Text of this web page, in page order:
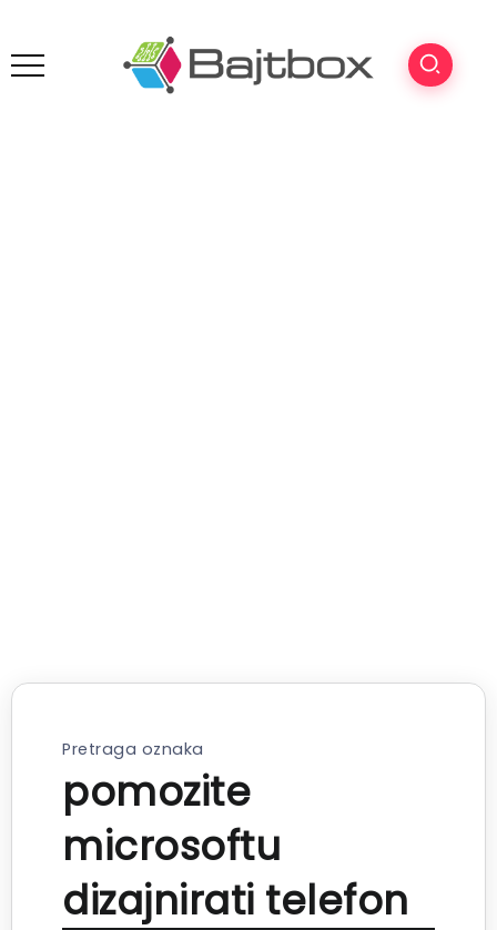
Pretraga oznaka
pomozite
microsoftu
dizajnirati telefon